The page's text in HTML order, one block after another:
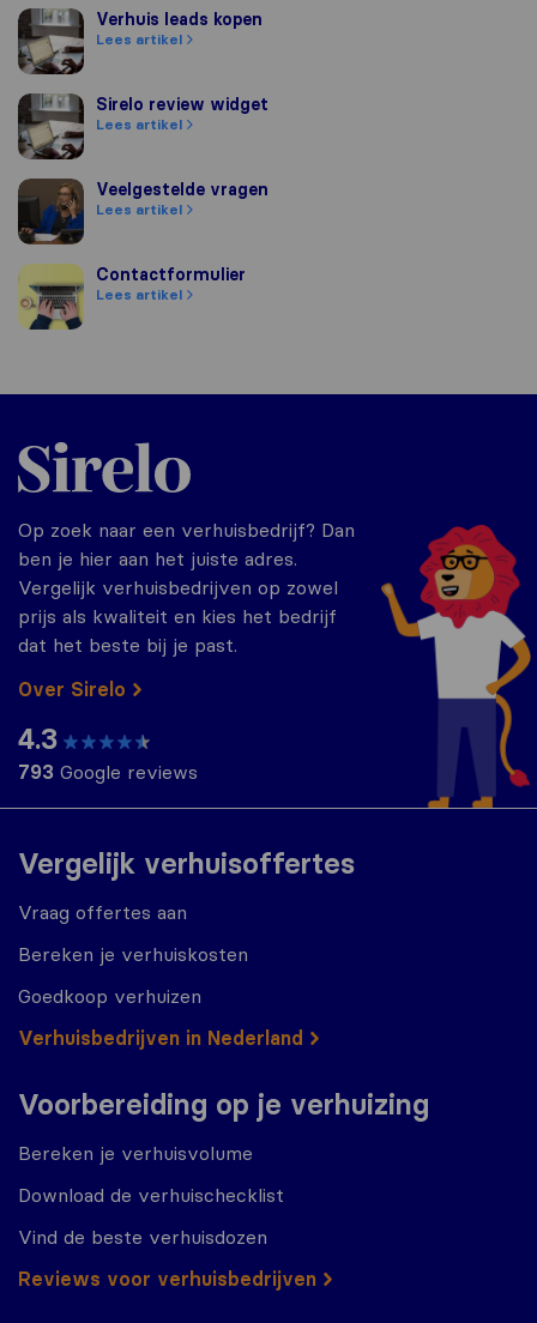
Verhuis leads kopen
Verhuis leads kopen
Lees artikel
Sirelo review widget
Sirelo review widget
Lees artikel
Veelgestelde vragen
Veelgestelde vragen
Lees artikel
ContactformulierContactformulier
Lees artikel
Vergelijk verhuisoffertes
Vraag offertes aan
Bereken je verhuiskosten
Goedkoop verhuizen
Verhuisbedrijven in Nederland
Voorbereiding op je verhuizing
Bereken je verhuisvolume
Download de verhuischecklist
Vind de beste verhuisdozen
Reviews voor verhuisbedrijven
Sirelo.nl
Op zoek naar een verhuisbedrijf? Dan
ben je hier aan het juiste adres.
Vergelijk verhuisbedrijven op zowel
prijs als kwaliteit en kies het bedrijf
dat het beste bij je past.
Over Sirelo
4.3
793 Google reviews